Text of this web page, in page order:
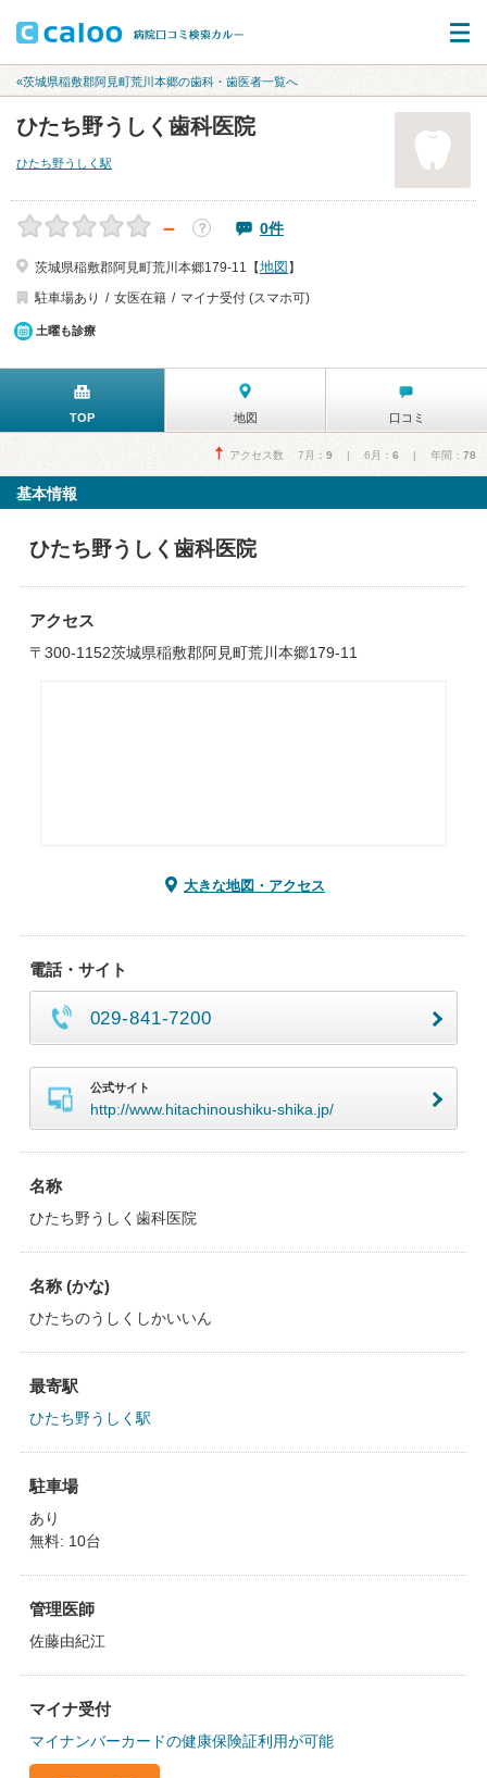
«茨城県稲敷郡阿見町荒川本郷の歯科・歯医者一覧へ
ひたち野うしく歯科医院
ひたち野うしく駅
－ ？ 0件
茨城県稲敷郡阿見町荒川本郷179-11【地図 】
駐車場あり
女医在籍 マイナ受付 (スマホ可)
土曜も診療
TOP 地図 口コミ
アクセス数 7月： 9 | 6月： 6 | 年間： 78
基本情報
ひたち野うしく歯科医院
アクセス
〒300-1152茨城県稲敷郡阿見町荒川本郷179-11
大きな地図・アクセス
電話・サイト
029-841-7200
公式サイト
http://www.hitachinoushiku-shika.jp/
名称
ひたち野うしく歯科医院
名称 (かな)
ひたちのうしくしかいいん
最寄駅
ひたち野うしく駅
駐車場
あり
無料: 10台
管理医師
佐藤由紀江
マイナ受付
マイナンバーカードの健康保険証利用が可能